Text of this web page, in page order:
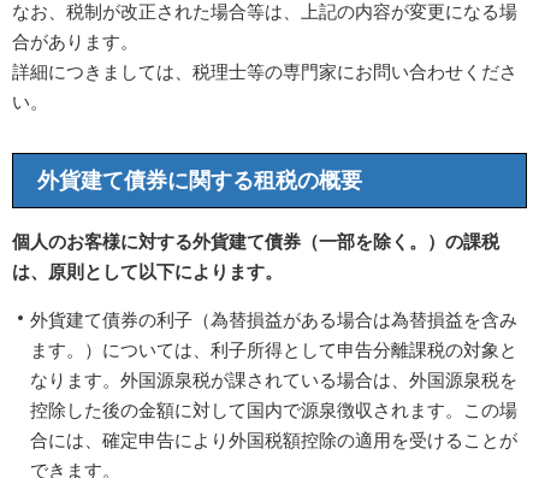
なお、税制が改正された場合等は、上記の内容が変更になる場
合があります。
詳細につきましては、税理士等の専門家にお問い合わせくださ
い。
外貨建て債券に関する租税の概要
個人のお客様に対する外貨建て債券（一部を除く。）の課税
は、原則として以下によります。
外貨建て債券の利子（為替損益がある場合は為替損益を含み
ます。）については、利子所得として申告分離課税の対象と
なります。外国源泉税が課されている場合は、外国源泉税を
控除した後の金額に対して国内で源泉徴収されます。この場
合には、確定申告により外国税額控除の適用を受けることが
できます。